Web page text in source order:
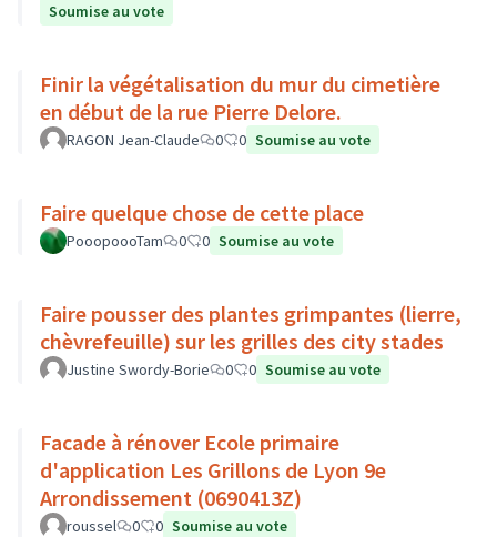
Soumise au vote
Finir la végétalisation du mur du cimetière
en début de la rue Pierre Delore.
RAGON Jean-Claude 0 0 Soumise au vote
Faire quelque chose de cette place
PooopoooTam 0 0 Soumise au vote
Faire pousser des plantes grimpantes (lierre,
chèvrefeuille) sur les grilles des city stades
Justine Swordy-Borie 0 0 Soumise au vote
Facade à rénover Ecole primaire
d'application Les Grillons de Lyon 9e
Arrondissement (0690413Z)
roussel 0 0 Soumise au vote